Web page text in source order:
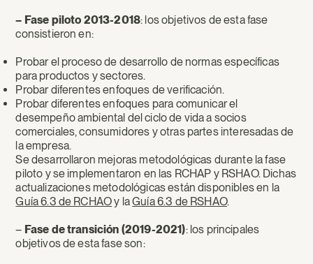
– Fase piloto 2013-2018: los objetivos de esta fase
consistieron en:
Probar el proceso de desarrollo de normas específicas
para productos y sectores.
Probar diferentes enfoques de verificación.
Probar diferentes enfoques para comunicar el
desempeño ambiental del ciclo de vida a socios
comerciales, consumidores y otras partes interesadas de
la empresa.
Se desarrollaron mejoras metodológicas durante la fase
piloto y se implementaron en las RCHAP y RSHAO. Dichas
actualizaciones metodológicas están disponibles en la
Guía 6.3 de RCHAOy laGuía 6.3 de RSHAO.
– Fase de transición (2019-2021): los principales
objetivos de esta fase son: